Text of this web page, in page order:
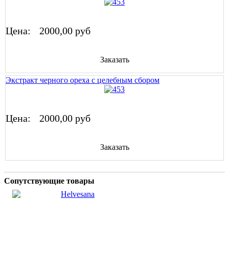
Цена: 2000,00 руб
Заказать
Экстракт черного ореха с целебным сбором
Цена: 2000,00 руб
Заказать
Сопутствующие товары